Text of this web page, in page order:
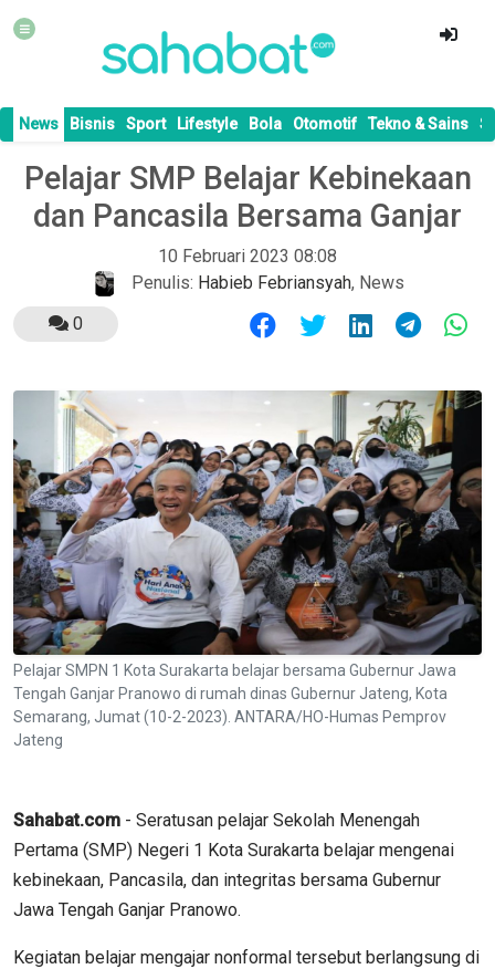
News Bisnis Sport Lifestyle Bola Otomotif Tekno & Sains
Pelajar SMP Belajar Kebinekaan
dan Pancasila Bersama Ganjar
10 Februari 2023 08:08
Penulis: Habieb Febriansyah, News
0
Pelajar SMPN 1 Kota Surakarta belajar bersama Gubernur Jawa
Tengah Ganjar Pranowo di rumah dinas Gubernur Jateng, Kota
Semarang, Jumat (10-2-2023). ANTARA/HO-Humas Pemprov
Jateng
Sahabat.com - Seratusan pelajar Sekolah Menengah
Pertama (SMP) Negeri 1 Kota Surakarta belajar mengenai
kebinekaan, Pancasila, dan integritas bersama Gubernur
Jawa Tengah Ganjar Pranowo.
Kegiatan belajar mengajar nonformal tersebut berlangsung di